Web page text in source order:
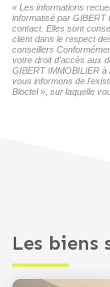
« Les informations
informatisé par GIBERT
contact. Elles sont
client dans le respect
conseillers
votre droit d'accès aux
GIBERT IMMOBILIER à
vous informons de
Bloctel », sur laquelle
Les biens